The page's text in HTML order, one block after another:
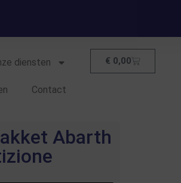
diensten
Contact
€ 0,00
Abarth